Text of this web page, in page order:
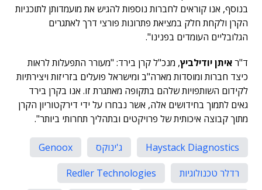
בנוסף, אנו קוראים לחברות נוספות להגיש את מועמדותן לתוכניות
הקרן ולקחת חלק במציאת פתרונות פורצי דרך לאתגרים
הגלובליים העומדים בפנינו".
ד"ראיתן יודילביץ, מנכ"ל קרן בירד: "מעורר התפעלות לראות
כיצד חברות ומוסדות מארה"ב ומישראל פועלים בזריזות ויצירתיות
לקידום השותפויות שלהם בתקופה מאתגרת זו. אנו בקרן בירד
גאים לתמוך בחידושים אלה, אשר נבחרו על ידי דירקטוריון הקרן
מתוך קבוצה איכותית של פרויקטים ובתהליך תחרותי ביותר".
Haystack Diagnostics ג'ינוקס
Genoox
רדלר טכנולוגיות
Redler Technologies